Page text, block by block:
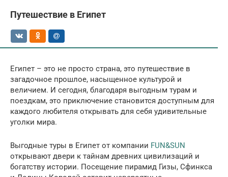
Путешествие в Египет
Египет – это не просто страна, это путешествие в
загадочное прошлое, насыщенное культурой и
величием. И сегодня, благодаря выгодным турам и
поездкам, это приключение становится доступным для
каждого любителя открывать для себя удивительные
уголки мира.
Выгодные туры в Египет от компании FUN&SUN
открывают двери к тайнам древних цивилизаций и
богатству истории. Посещение пирамид Гизы, Сфинкса